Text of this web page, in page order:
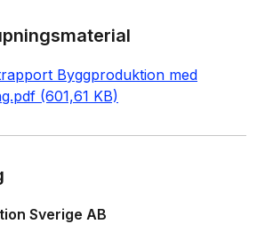
Byggproduktion med
(601,61 KB)
Sverige AB